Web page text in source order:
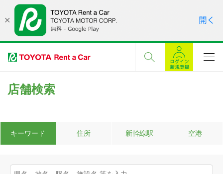
店舗検索
キーワード 住所 新幹線駅 空港